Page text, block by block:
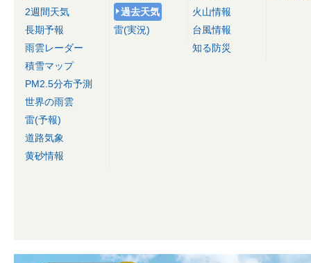
2週間天気
長期予報
雨雲レーダー
積雪マップ
PM2.5分布予測
世界の雨雲
雷(予報)
道路気象
黄砂情報
過去天気
雷(実況)
火山情報
台風情報
知る防災